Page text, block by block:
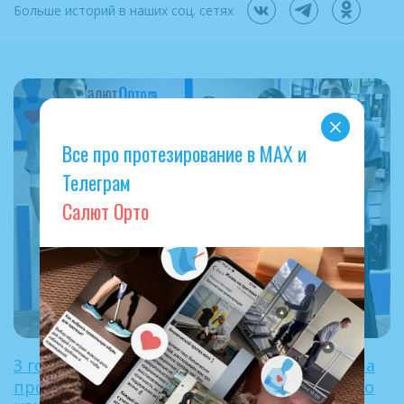
Больше историй в наших соц. сетях
3 года с момента основания нашего центра
протезирования и ортопедии «Салют Орто
Все про протезирование в МАХ и
Телеграм
Салют Орто